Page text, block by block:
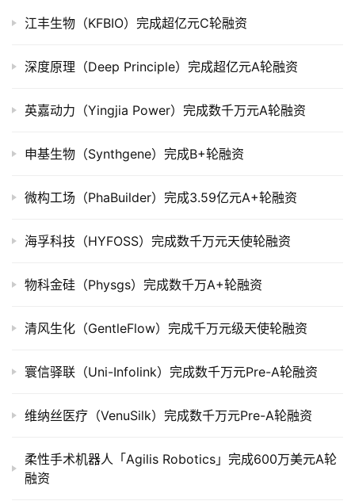
组
公
上
投
据
创
业
院
江丰生物（KFBIO）完成超亿元C轮融资
深度原理（Deep Principle）完成超亿元A轮融资
英嘉动力（Yingjia Power）完成数千万元A轮融资
申基生物（Synthgene）完成B+轮融资
微构工场（PhaBuilder）完成3.59亿元A+轮融资
海孚科技（HYFOSS）完成数千万元天使轮融资
物科金硅（Physgs）完成数千万A+轮融资
清风生化（GentleFlow）完成千万元级天使轮融资
寰信驿联（Uni-Infolink）完成数千万元Pre-A轮融资
维纳丝医疗（VenuSilk）完成数千万元Pre-A轮融资
柔性手术机器人「Agilis Robotics」完成600万美元A轮
融资